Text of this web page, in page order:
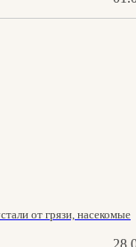
от грязи, насекомые